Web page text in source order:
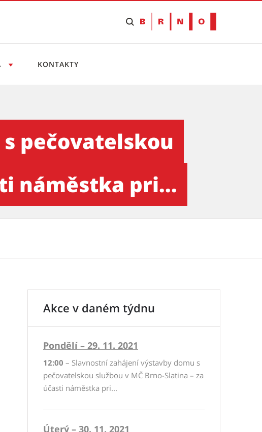
službou v MČ Brno-Slatina
KONTAKTY
pečovatelskou
náměstka pri...
Akce v daném týdnu
Pondělí – 29. 11. 2021
12:00 – Slavnostní zahájení výstavby domu s
pečovatelskou službou v MČ Brno-Slatina – za
účasti náměstka pri...
Úterý – 30. 11. 2021